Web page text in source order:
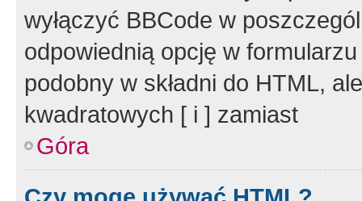
wyłączyć BBCode w
odpowiednią opcję w
podobny w składni do HTML,
kwadratowych [ i ] zamiast
Góra